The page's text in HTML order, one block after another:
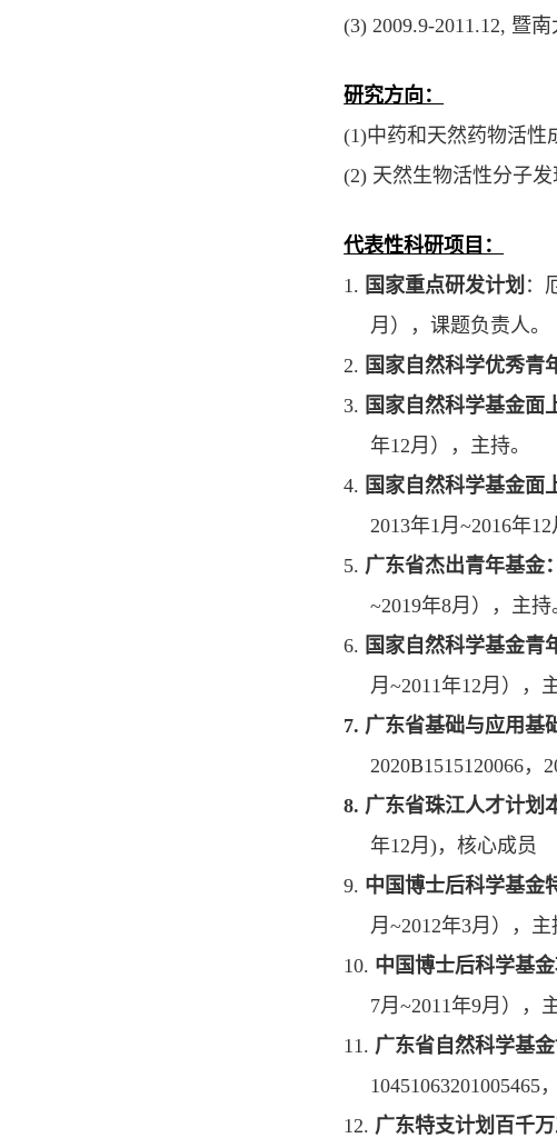
(3) 2009.9-2011.12, 暨南
研究方向：
(1)中药和天然药物活性
(2) 天然生物活性分子
代表性科研项目：
1. 国家重点研发计划 ：
月），课题负责人。
2. 国家自然科学优秀青
3. 国家自然科学基金面
年12月），主持。
4. 国家自然科学基金面
2013年1月~2016年12
5. 广东省杰出青年基金
~2019年8月），主持
6. 国家自然科学基金青
月~2011年12月），
7. 广东省基础与应用基
2020B1515120066，
8. 广东省珠江人才计划
年12月)，核心成员
9. 中国博士后科学基金
月~2012年3月），主
10. 中国博士后科学基金
7月~2011年9月），
11. 广东省自然科学基
10451063201005465
12. 广东特支计划百千